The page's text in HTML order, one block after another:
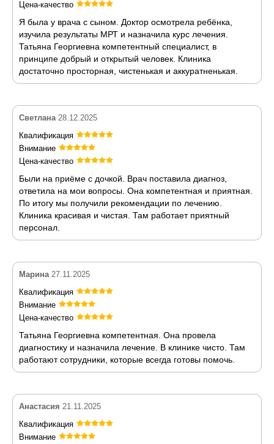
Цена-качество
Я была у врача с сыном. Доктор осмотрела ребёнка,
изучила результаты МРТ и назначила курс лечения.
Татьяна Георгиевна компетентный специалист, в
принципе добрый и открытый человек. Клиника
достаточно просторная, чистенькая и аккуратненькая.
Светлана 28.12.2025
Квалификация
Внимание
Цена-качество
Были на приёме с дочкой. Врач поставила диагноз,
ответила на мои вопросы. Она компетентная и приятная.
По итогу мы получили рекомендации по лечению.
Клиника красивая и чистая. Там работает приятный
персонал.
Марина 27.11.2025
Квалификация
Внимание
Цена-качество
Татьяна Георгиевна компетентная. Она провела
диагностику и назначила лечение. В клинике чисто. Там
работают сотрудники, которые всегда готовы помочь.
Анастасия 21.11.2025
Квалификация
Внимание